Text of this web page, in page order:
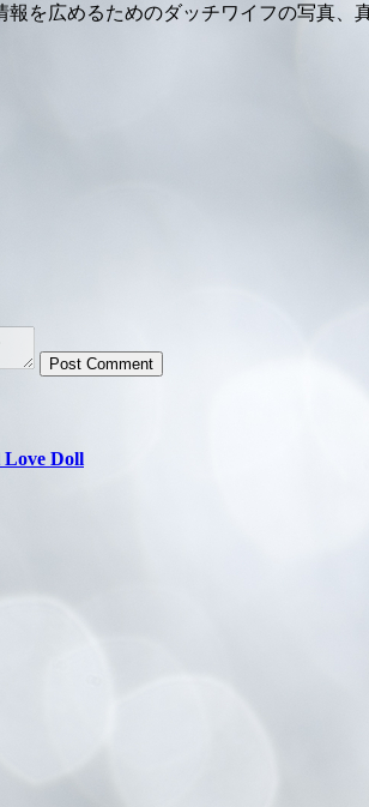
報を広めるためのダッチワイフの写真、
Post Comment
Doll